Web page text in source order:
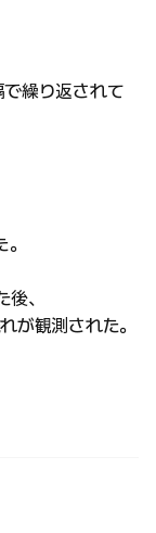
で繰り返されて
、
が観測された。